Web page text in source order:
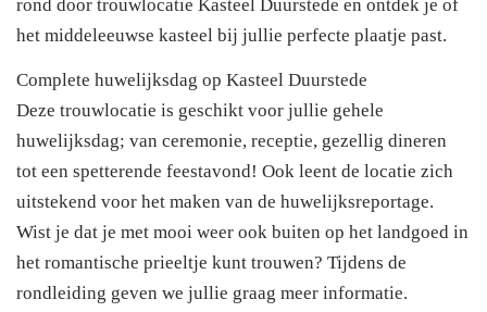
rond door trouwlocatie Kasteel Duurstede en ontdek je of
het middeleeuwse kasteel bij jullie perfecte plaatje past.
Complete huwelijksdag op Kasteel Duurstede
Deze trouwlocatie is geschikt voor jullie gehele
huwelijksdag; van ceremonie, receptie, gezellig dineren
tot een spetterende feestavond! Ook leent de locatie zich
uitstekend voor het maken van de huwelijksreportage.
Wist je dat je met mooi weer ook buiten op het landgoed in
het romantische prieeltje kunt trouwen? Tijdens de
rondleiding geven we jullie graag meer informatie.